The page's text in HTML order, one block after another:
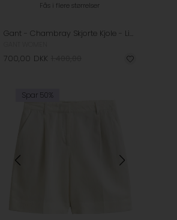
Fås i flere størrelser
Gant - Chambray Skjorte Kjole - Light Indigo
700,00 DKK
Spar 50%